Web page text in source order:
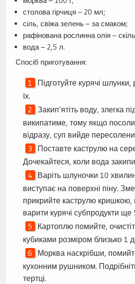
столова гірчиця – 20 мл;
сіль, свіжа зелень – за смаком;
рафінована рослинна олія –
вода – 2,5 л.
Спосіб приготування:
Підготуйте курячі
їх.
Закип’ятіть воду, злегка
википатиме, тому якщо
відразу, суп вийде
Поставте каструлю на
Дочекайтеся, коли вода
Варіть шлуночки 10
виступає на поверхні піну.
прикрийте каструлю
варити курячі субпродукти
Картоплю помийте,
кубиками розміром близько 1
Морква наскрібши,
кухонним рушником.
тертці.